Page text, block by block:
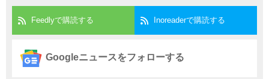
Feedlyで購読する Inoreaderで購読する
Googleニュースをフォローする